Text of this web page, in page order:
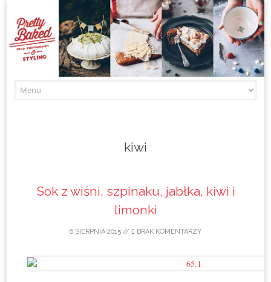
kiwi
Sok z wiśni, szpinaku, jabłka, kiwi i
limonki
6 SIERPNIA 2015 // BRAK KOMENTARZY